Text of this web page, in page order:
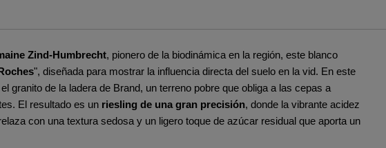
Zind-Humbrecht, pionero de la biodinámica en la región, este blanco
", diseñada para mostrar la influencia directa del suelo en la vid. En este
granito de la ladera de Brand, un terreno pobre que obliga a las cepas a
El resultado es un riesling de una gran precisión, donde la vibrante acidez
con una textura sedosa y un ligero toque de azúcar residual que aporta un